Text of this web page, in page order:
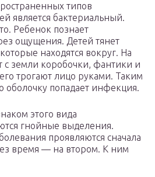
типов
является бактериальный.
Ребенок познает
ощущения. Детей тянет
находятся вокруг. На
с земли коробочки, фантики и
трогают лицо руками. Таким
оболочку попадает инфекция.
этого вида
гнойные выделения.
проявляются сначала
время — на втором. К ним